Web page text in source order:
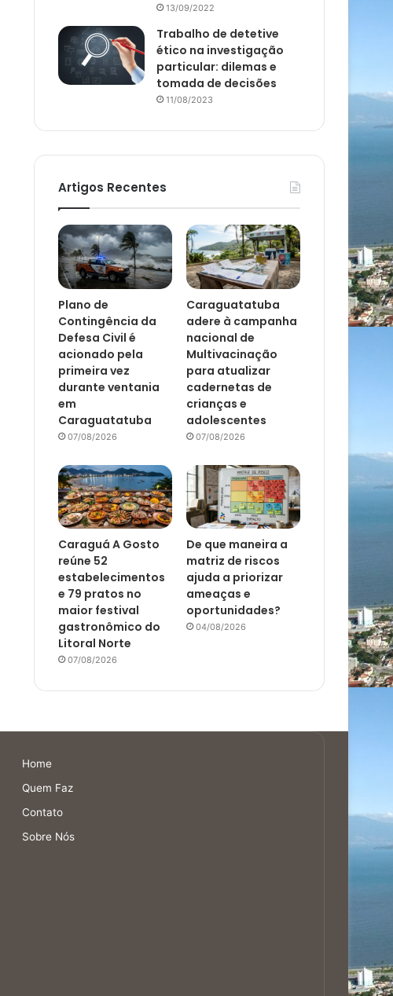
13/09/2022
Trabalho de detetive
ético na investigação
particular: dilemas e
tomada de decisões
11/08/2023
Artigos Recentes
Plano de
Contingência da
Defesa Civil é
acionado pela
primeira vez
durante ventania
em
Caraguatatuba
07/08/2026
Caraguatatuba
adere à campanha
nacional de
Multivacinação
para atualizar
cadernetas de
crianças e
adolescentes
07/08/2026
Caraguá A Gosto
reúne 52
estabelecimentos
e 79 pratos no
maior festival
gastronômico do
Litoral Norte
07/08/2026
De que maneira a
matriz de riscos
ajuda a priorizar
ameaças e
oportunidades?
04/08/2026
Home
Quem Faz
Contato
Sobre Nós